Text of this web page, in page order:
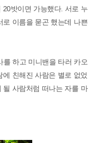
밧이면 가능했다. 서로 누
로 이름을 묻곤 했는데 나쁜
를 하고 미니밴을 타러 카오
친해진 사람은 별로 없었
될 사람처럼 떠나는 자를 마